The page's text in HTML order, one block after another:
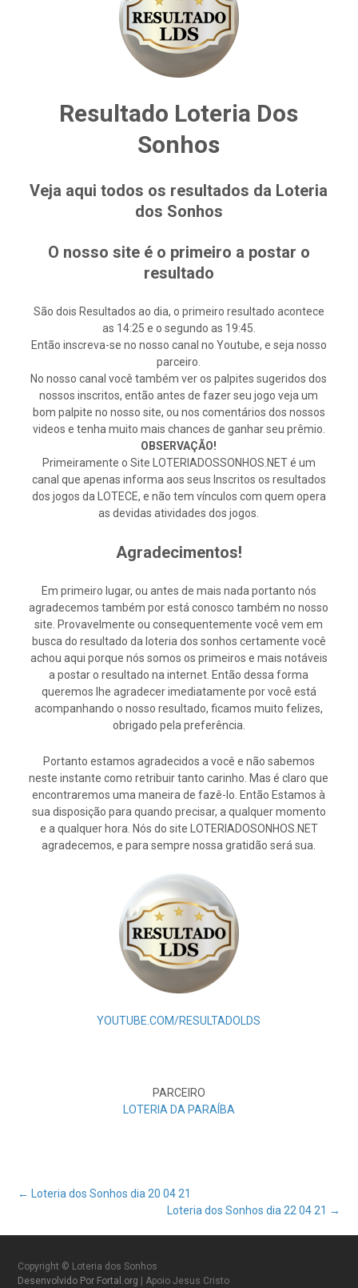
Resultado Loteria Dos
Sonhos
Veja aqui todos os resultados da Loteria
dos Sonhos
O nosso site é o primeiro a postar o
resultado
São dois Resultados ao dia, o primeiro resultado acontece
as 14:25 e o segundo as 19:45.
Então inscreva-se no nosso canal no Youtube, e seja nosso
parceiro.
No nosso canal você também ver os palpites sugeridos dos
nossos inscritos, então antes de fazer seu jogo veja um
bom palpite no nosso site, ou nos comentários dos nossos
videos e tenha muito mais chances de ganhar seu prêmio.
OBSERVAÇÃO!
Primeiramente o Site LOTERIADOSSONHOS.NET é um
canal que apenas informa aos seus Inscritos os resultados
dos jogos da LOTECE, e não tem vínculos com quem opera
as devidas atividades dos jogos.
Agradecimentos!
Em primeiro lugar, ou antes de mais nada portanto nós
agradecemos também por está conosco também no nosso
site. Provavelmente ou consequentemente você vem em
busca do resultado da loteria dos sonhos certamente você
achou aqui porque nós somos os primeiros e mais notáveis
a postar o resultado na internet. Então dessa forma
queremos lhe agradecer imediatamente por você está
acompanhando o nosso resultado, ficamos muito felizes,
obrigado pela preferência.
Portanto estamos agradecidos a você e não sabemos
neste instante como retribuir tanto carinho. Mas é claro que
encontraremos uma maneira de fazê-lo. Então Estamos à
sua disposição para quando precisar, a qualquer momento
e a qualquer hora. Nós do site LOTERIADOSONHOS.NET
agradecemos, e para sempre nossa gratidão será sua.
YOUTUBE.COM/RESULTADOLDS
PARCEIRO
LOTERIA DA PARAÍBA
Post
navigation
← Loteria dos Sonhos dia 20 04 21
Loteria dos Sonhos dia 22 04 21 →
Copyright © Loteria dos Sonhos
Desenvolvido Por Fortal.org
| Apoio Jesus Cristo